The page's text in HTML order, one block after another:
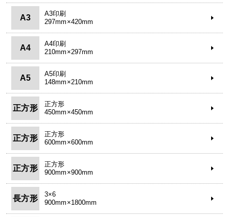
A3
A3印刷
297mm×420mm
A4
A4印刷
210mm×297mm
A5
A5印刷
148mm×210mm
正方形
正方形
450mm×450mm
正方形
正方形
600mm×600mm
正方形
正方形
900mm×900mm
長方形
3×6
900mm×1800mm